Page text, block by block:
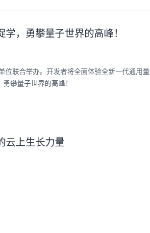
，勇攀量子世界的高峰！
联合举办。开发者将全面体验全新一代通用
攀量子世界的高峰！
云上生长力量